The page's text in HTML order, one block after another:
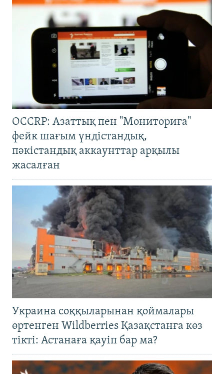
OCCRP: Азаттық пен "Мониториға"
фейк шағым үндістандық,
пәкістандық аккаунттар арқылы
жасалған
Украина соққыларынан қоймалары
өртенген Wildberries Қазақстанға көз
тікті: Астанаға қауіп бар ма?